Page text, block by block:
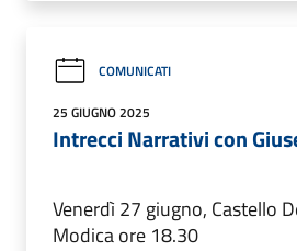
COMUNICATI
25 GIUGNO 2025
Intrecci Narrativi con
Venerdì 27 giugno, Castello
Modica ore 18.30